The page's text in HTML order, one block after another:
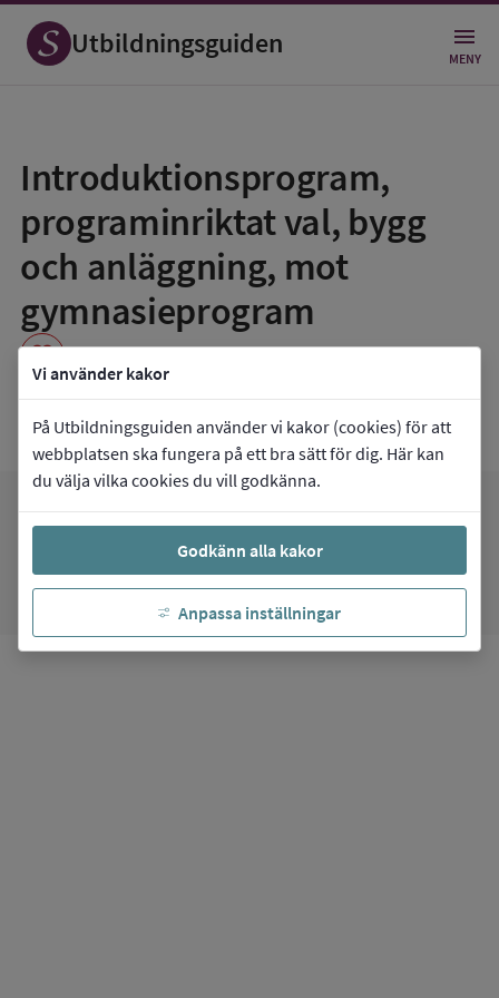
Vi använder kakor
På Utbildningsguiden använder vi kakor (cookies) för att
webbplatsen ska fungera på ett bra sätt för dig. Här kan
du välja vilka cookies du vill godkänna.
Godkänn alla kakor
Anpassa inställningar
Utbildningsguiden MENY
Introduktionsprogram,
programinriktat val, bygg
och anläggning, mot
gymnasieprogram
favorite
som
favorit
Gå tillWendesgymnasiet 51arrow_forward
favorite